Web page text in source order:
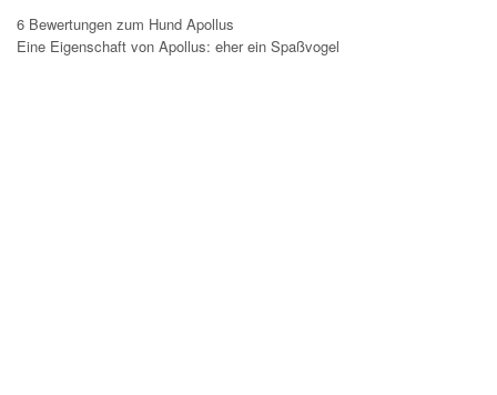
6 Bewertungen zum Hund Apollus
Eine Eigenschaft von Apollus: eher ein Spaßvogel